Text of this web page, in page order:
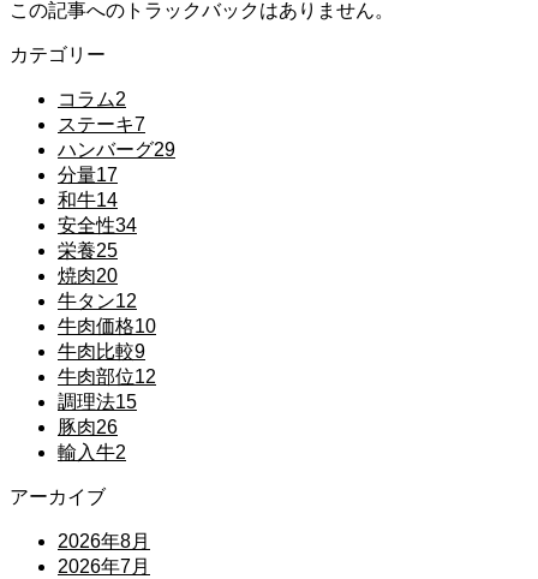
この記事へのトラックバックはありません。
カテゴリー
コラム2
ステーキ7
ハンバーグ29
分量17
和牛14
安全性34
栄養25
焼肉20
牛タン12
牛肉価格10
牛肉比較9
牛肉部位12
調理法15
豚肉26
輸入牛2
アーカイブ
2026年8月
2026年7月